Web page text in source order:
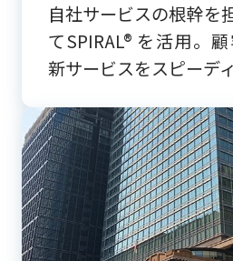
自社サービスの根幹を
てSPIRAL® を活用。
新サービスをスピーデ